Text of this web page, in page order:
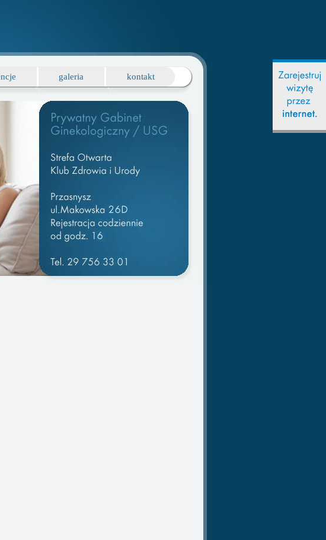
galeria kontakt